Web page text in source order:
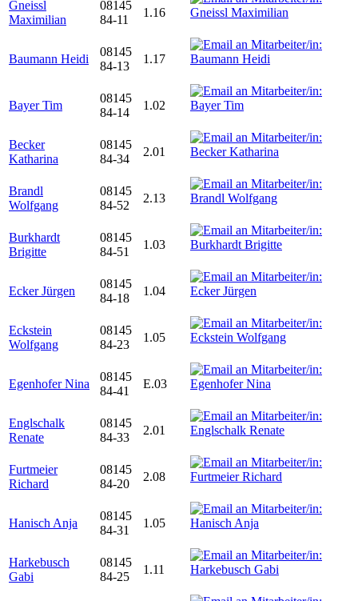
Gneissl
Maximilian
08145
84-11
1.16
Baumann Heidi
08145
84-13
1.17
Bayer Tim
08145
84-14
1.02
Becker
Katharina
08145
84-34
2.01
Brandl
Wolfgang
08145
84-52
2.13
Burkhardt
Brigitte
08145
84-51
1.03
Ecker Jürgen
08145
84-18
1.04
Eckstein
Wolfgang
08145
84-23
1.05
Egenhofer Nina
08145
84-41
E.03
Englschalk
Renate
08145
84-33
2.01
Furtmeier
Richard
08145
84-20
2.08
Hanisch Anja
08145
84-31
1.05
Harkebusch
Gabi
08145
84-25
1.11